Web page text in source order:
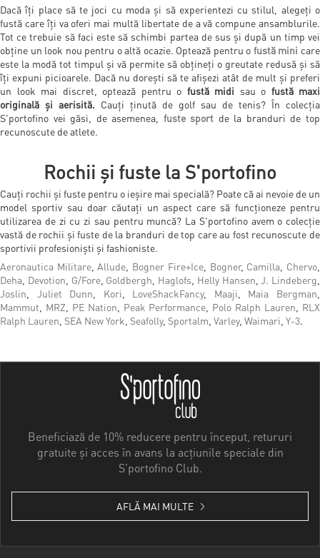
Dacă îți place să te joci cu moda și să experientezi cu stilul, alegeți o
fustă careîți va oferi mai multă libertate de a vă compune ansamblurile.
Tot ce trebuie să faci este să schimbi partea de sus și după un timp vei
obține un look nou pentru o altă ocazie. Optează pentru o fustă mini care
este la modă tot timpul și vă permite să obțineți o greutate redusă și să
îți expuni picioarele. Dacă nu dorești să te afișezi atât de mult și preferi
un look mai discret, optează pentru o fustă midi sau o fustă maxi
originală și aerisită. Cauți ținută de golf sau de tenis? În colecția
S'portofino vei găsi, de asemenea, fuste sport de la branduri de top
recunoscute de atlete.
Rochii și fuste la S'portofino
Cauți rochii și fuste pentru o ieșire mai specială? Poate că ai nevoie de un
model sportiv sau doar căutați un aspect care să funcționeze pentru
utilizarea de zi cu zi sau pentru muncă? La S'portofino avem o colecție
vastă de rochii și fuste de la branduri de top care au fost recunoscute de
sportivii profesioniști și fashioniste.
Aeronautica Militare,Allude Bogner Fire+Ice, Bogner, Camilla Chervo
Deha Devotion G/Fore, Goldbergh Haglofs Helly Hansen J. Lindeberg
Joslin
Juliet Dunn Kori LoveShackFancy, Maaji Maia Bergman
Mammut
MRZ PE Nation Peak Performance Polo Ralph Lauren
RLX
Ralph Lauren SEA New York Seafolly, Sportalm Varley, Waimari Y-3.
Beneficiază de 10% reducere pentru început, retururi
gratuite și acces în avans la acțiunile speciale din
S'portofino Club.
AFLĂ MAI MULTE